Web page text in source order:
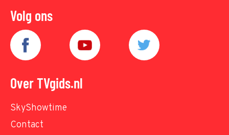
Volg ons
Over TVgids.nl
SkyShowtime
Contact